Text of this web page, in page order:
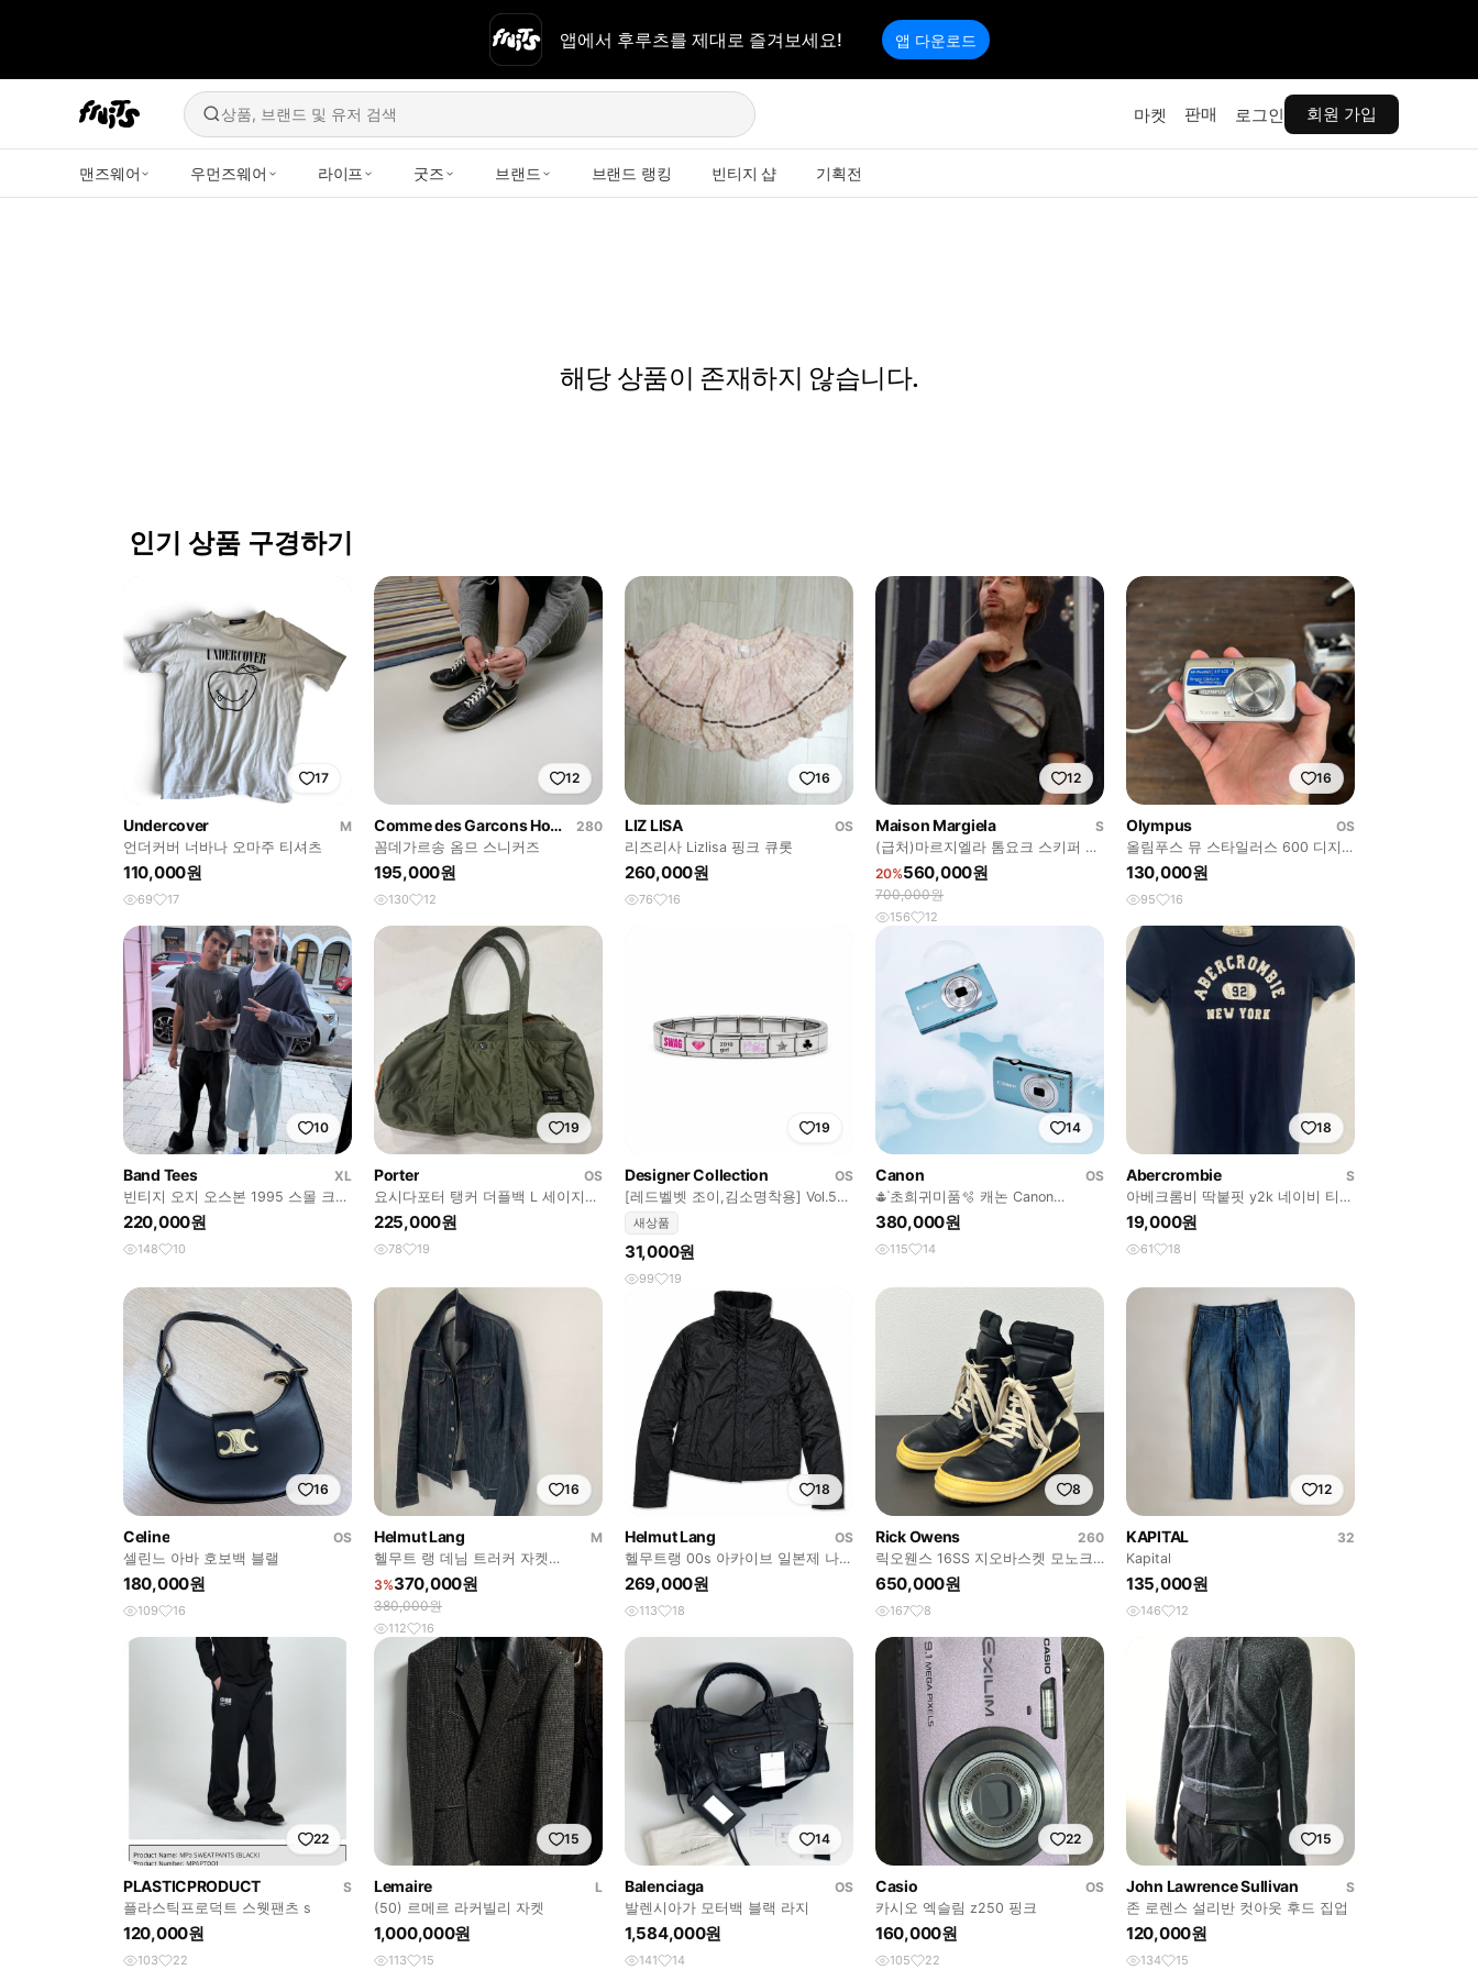
앱에서 후루츠를 제대로 즐겨보세요! 앱 다운로드
상품, 브랜드 및 유저 검색 마켓 판매 로그인 회원 가입
맨즈웨어 우먼즈웨어 라이프 굿즈 브랜드 브랜드 랭킹 빈티지 샵 기획전
해당 상품이 존재하지 않습니다.
인기 상품 구경하기
17
Undercover
M
언더커버 너바나 오마주 티셔츠
110,000원
69 17
12
Comme des Garcons Homme
280
꼼데가르송 옴므 스니커즈
195,000원
130 12
16
LIZ LISA
OS
리즈리사 Lizlisa 핑크 큐롯
260,000원
76 16
12
Maison Margiela
S
(급처)마르지엘라 톰요크 스키퍼 폴
로 46size
20%560,000원
700,000원
156 12
16
Olympus
OS
올림푸스 뮤 스타일러스 600 디지
털카메라
130,000원
95 16
10
Band Tees
XL
빈티지 오지 오스본 1995 스몰 크로
스 로고 반팔티
220,000원
148 10
19
Porter
OS
요시다포터 탱커 더플백 L 세이지그
린
225,000원
78 19
19
Designer Collection
OS
[레드벨벳 조이,김소명착용] Vol.5
Lucky pop Girl ♣️
새상품
31,000원
99 19
14
Canon
OS
𖠳ᐝ초희귀미품🫧 캐논 Canon
PowerShot A2400 IS
380,000원
115 14
18
Abercrombie
S
아베크롬비 딱붙핏 y2k 네이비 티셔
츠 S
19,000원
61 18
16
Celine
OS
셀린느 아바 호보백 블랠
180,000원
109 16
16
Helmut Lang
M
헬무트 랭 데님 트러커 자켓
(Helmut Lang Denim Truck
3%370,000원
380,000원
112 16
18
Helmut Lang
OS
헬무트랭 00s 아카이브 일본제 나일
론 하이넥 자켓
269,000원
113 18
8
Rick Owens
260
릭오웬스 16SS 지오바스켓 모노크
롬 LPO
650,000원
167 8
12
KAPITAL
32
Kapital
135,000원
146 12
22
PLASTICPRODUCT
S
플라스틱프로덕트 스웻팬츠 s
120,000원
103 22
15
Lemaire
L
(50) 르메르 라커빌리 자켓
1,000,000원
113 15
14
Balenciaga
OS
발렌시아가 모터백 블랙 라지
1,584,000원
141 14
22
Casio
OS
카시오 엑슬림 z250 핑크
160,000원
105 22
15
John Lawrence Sullivan
S
존 로렌스 설리반 컷아웃 후드 집업
120,000원
134 15